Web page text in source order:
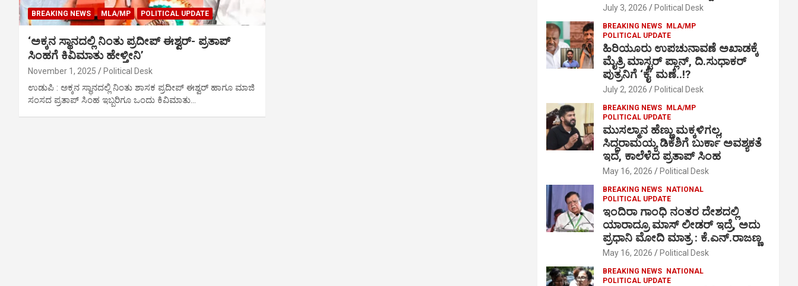
BREAKING NEWS MLA/MP POLITICAL UPDATE
‘ಅಕ್ಕನ ಸ್ಥಾನದಲ್ಲಿ ನಿಂತು ಪ್ರದೀಪ್ ಈಶ್ವರ್- ಪ್ರತಾಪ್
ಸಿಂಹಗೆ ಕಿವಿಮಾತು ಹೇಳ್ತೀನಿ’
November 1, 2025 Political Desk
ಉಡುಪಿ : ಅಕ್ಕನ ಸ್ಥಾನದಲ್ಲಿ ನಿಂತು ಶಾಸಕ ಪ್ರದೀಪ್ ಈಶ್ವರ್ ಹಾಗೂ ಮಾಜಿ
ಸಂಸದ ಪ್ರತಾಪ್‌ ಸಿಂಹ ಇಬ್ಬರಿಗೂ ಒಂದು ಕಿವಿಮಾತು…
July 3, 2026 Political Desk
BREAKING NEWS
MLA/MP
POLITICAL UPDATE
ಹಿರಿಯೂರು ಉಪಚುನಾವಣೆ ಅಖಾಡಕ್ಕೆ
ಮೈತ್ರಿ ಮಾಸ್ಟರ್ ಪ್ಲಾನ್, ದಿ.ಸುಧಾಕರ್
ಪುತ್ರನಿಗೆ ‘ಕೈ’ ಮಣೆ..!?
July 2, 2026 Political Desk
BREAKING NEWS
MLA/MP
POLITICAL UPDATE
ಮುಸಲ್ಮಾನ ಹೆಣ್ಣು ಮಕ್ಕಳಿಗಲ್ಲ,
ಸಿದ್ದರಾಮಯ್ಯ ಡಿಕೆಶಿಗೆ ಬುರ್ಕಾ ಅವಶ್ಯಕತೆ
ಇದೆ, ಕಾಲೆಳೆದ ಪ್ರತಾಪ್ ಸಿಂಹ
May 16, 2026 Political Desk
BREAKING NEWS
NATIONAL
POLITICAL UPDATE
ಇಂದಿರಾ ಗಾಂಧಿ ನಂತರ ದೇಶದಲ್ಲಿ
ಯಾರಾದ್ರೂ ಮಾಸ್ ಲೀಡರ್ ಇದ್ರೆ, ಅದು
ಪ್ರಧಾನಿ ಮೋದಿ ಮಾತ್ರ : ಕೆ.ಎನ್.ರಾಜಣ್ಣ
May 16, 2026 Political Desk
BREAKING NEWS
NATIONAL
POLITICAL UPDATE